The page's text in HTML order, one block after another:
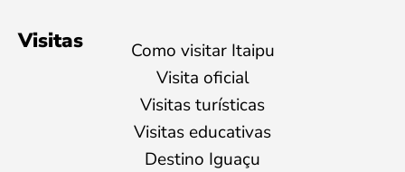
Visitas
Como visitar Itaipu
Visita oficial
Visitas turísticas
Visitas educativas
Destino Iguaçu